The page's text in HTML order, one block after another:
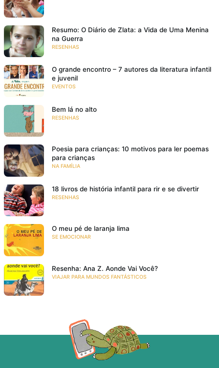
Resumo: O Diário de Zlata: a Vida de Uma Menina
na Guerra
RESENHAS
O grande encontro – 7 autores da literatura infantil
e juvenil
EVENTOS
Bem lá no alto
RESENHAS
Poesia para crianças: 10 motivos para ler poemas
para crianças
NA FAMÍLIA
18 livros de história infantil para rir e se divertir
RESENHAS
O meu pé de laranja lima
SE EMOCIONAR
Resenha: Ana Z. Aonde Vai Você?
VIAJAR PARA MUNDOS FANTÁSTICOS